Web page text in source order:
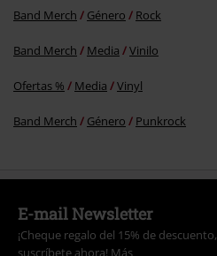
Band Merch Género Rock
Band Merch Media Vinilo
Ofertas % Media Vinyl
Band Merch Género Punkrock
E-mail Newsletter
¡Cheque regalo del 15% de descuento,
suscríbete ahora! Más